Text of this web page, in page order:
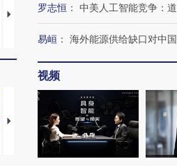
视线｜HYROX的吸金
心“花钱找虐”？
马航飞行员跨
毒品
【推广】走进第四届链博
会，让数智科技“链”接产
【特别呈现】寻
有意思的生活
罗志恒 ： 中美人工智能竞争：
易峘 ： 海外能源供给缺口对中
视频